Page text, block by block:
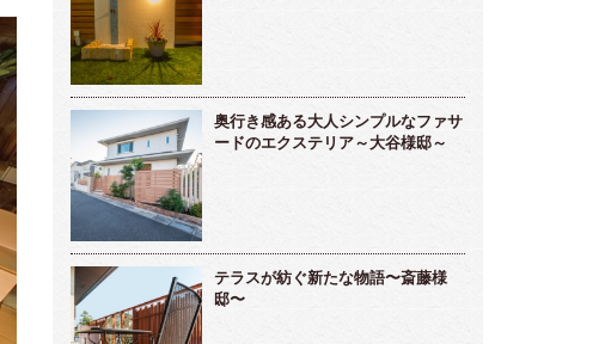
奥行き感ある大人シンプルなファサ
ードのエクステリア～大谷様邸～
テラスが紡ぐ新たな物語〜斎藤様
邸〜